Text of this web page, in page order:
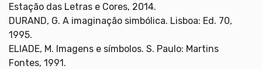
Estação das Letras e Cores, 2014.
DURAND, G. A imaginação simbólica. Lisboa: Ed. 70,
1995.
ELIADE, M. Imagens e símbolos. S. Paulo: Martins
Fontes, 1991.